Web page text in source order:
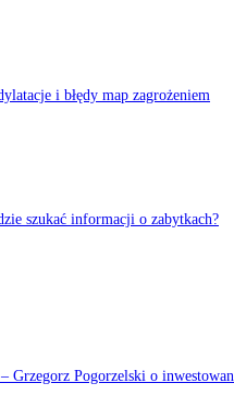
i błędy map zagrożeniem
szukać informacji o zabytkach?
Grzegorz Pogorzelski o